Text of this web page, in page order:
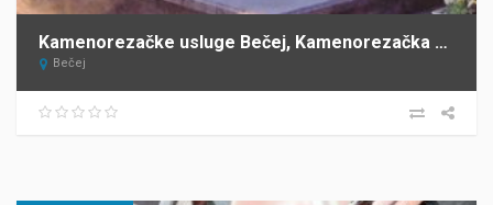
Kamenorezačke usluge Bečej, Kamenorezačka radnja Barta
Bečej